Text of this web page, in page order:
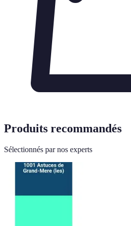
Produits recommandés
Sélectionnés par nos experts